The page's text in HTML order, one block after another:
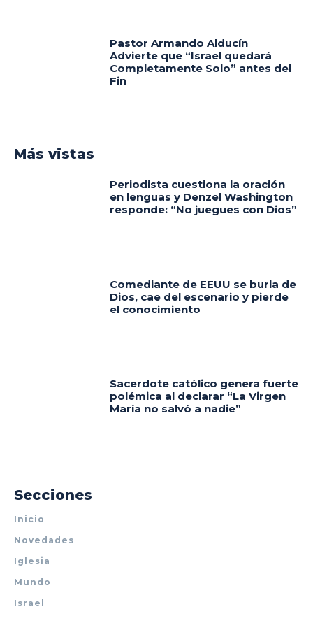
Pastor Armando Alducín
Advierte que “Israel quedará
Completamente Solo” antes del
Fin
Más vistas
Periodista cuestiona la oración
en lenguas y Denzel Washington
responde: “No juegues con Dios”
Comediante de EEUU se burla de
Dios, cae del escenario y pierde
el conocimiento
Sacerdote católico genera fuerte
polémica al declarar “La Virgen
María no salvó a nadie”
Secciones
Inicio
Novedades
Iglesia
Mundo
Israel